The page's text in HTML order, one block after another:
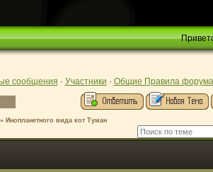
сообщения · Участники · Общие Правила форума
» Инопланетного вида кот Туман